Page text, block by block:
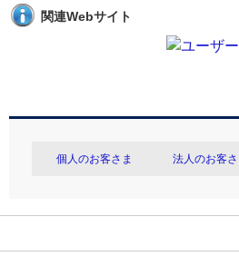
関連Webサイト
個人のお客さま 法人のお客さ